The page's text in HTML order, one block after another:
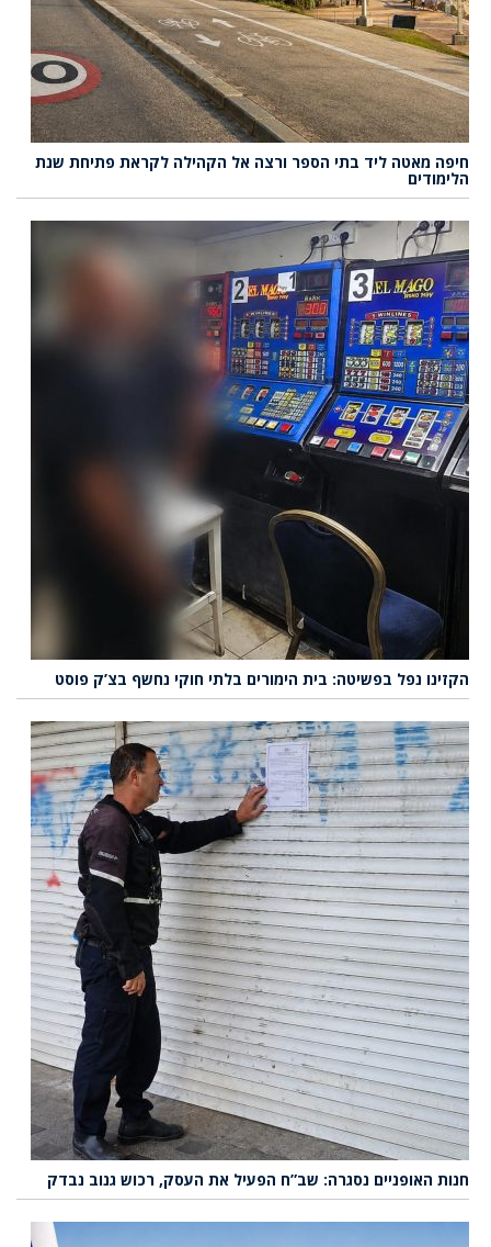
חיפה מאטה ליד בתי הספר ורצה אל הקהילה לקראת פתיחת שנת
הלימודים
הקזינו נפל בפשיטה: בית הימורים בלתי חוקי נחשף בצ’ק פוסט
חנות האופניים נסגרה: שב”ח הפעיל את העסק, רכוש גנוב נבדק